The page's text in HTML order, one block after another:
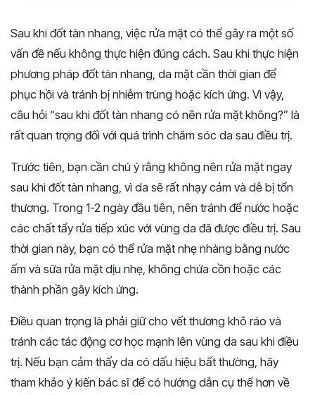
Sau khi đốt tàn nhang, việc rửa mặt có thể gây ra một số
vấn đề nếu không thực hiện đúng cách. Sau khi thực hiện
phương pháp đốt tàn nhang, da mặt cần thời gian để
phục hồi và tránh bị nhiễm trùng hoặc kích ứng. Vì vậy,
câu hỏi “sau khi đốt tàn nhang có nên rửa mặt không?” là
rất quan trọng đối với quá trình chăm sóc da sau điều trị.
Trước tiên, bạn cần chú ý rằng không nên rửa mặt ngay
sau khi đốt tàn nhang, vì da sẽ rất nhạy cảm và dễ bị tổn
thương. Trong 1-2 ngày đầu tiên, nên tránh để nước hoặc
các chất tẩy rửa tiếp xúc với vùng da đã được điều trị. Sau
thời gian này, bạn có thể rửa mặt nhẹ nhàng bằng nước
ấm và sữa rửa mặt dịu nhẹ, không chứa cồn hoặc các
thành phần gây kích ứng.
Điều quan trọng là phải giữ cho vết thương khô ráo và
tránh các tác động cơ học mạnh lên vùng da sau khi điều
trị. Nếu bạn cảm thấy da có dấu hiệu bất thường, hãy
tham khảo ý kiến bác sĩ để có hướng dẫn cụ thể hơn về